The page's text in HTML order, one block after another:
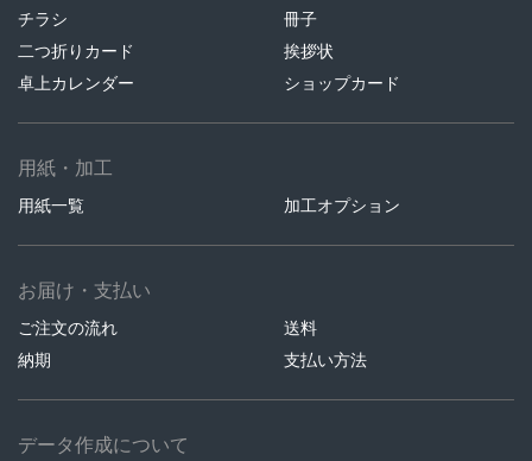
チラシ
冊子
二つ折りカード
挨拶状
卓上カレンダー
ショップカード
用紙・加工
用紙一覧 加工オプション
お届け・支払い
ご注文の流れ
送料
納期
支払い方法
データ作成について